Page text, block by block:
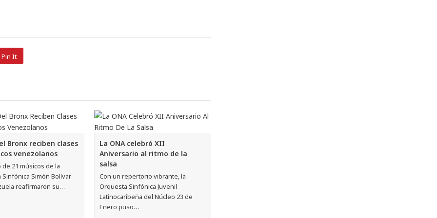
Pin It
Bronx reciben clases
venezolanos
21 músicos de la
Simón Bolívar
reafirmaron su…
La ONA celebró XII
Aniversario al ritmo de la
salsa
Con un repertorio vibrante, la
Orquesta Sinfónica Juvenil
Latinocaribeña del Núcleo 23 de
Enero puso…